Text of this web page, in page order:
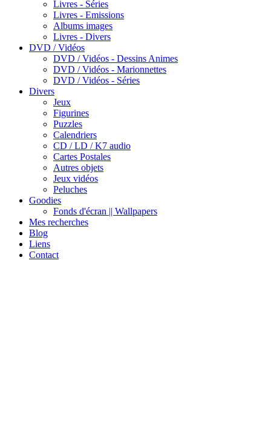
Livres - Séries
Livres - Emissions
Albums images
Livres - Divers
DVD / Vidéos
DVD / Vidéos - Dessins Animes
DVD / Vidéos - Marionnettes
DVD / Vidéos - Séries
Divers
Jeux
Figurines
Puzzles
Calendriers
CD / LD / K7 audio
Cartes Postales
Autres objets
Jeux vidéos
Peluches
Goodies
Fonds d'écran || Wallpapers
Mes recherches
Blog
Liens
Contact